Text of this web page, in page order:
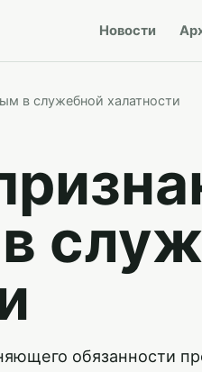
Новости
в служебной халатности
обязанности